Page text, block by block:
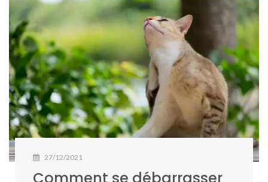
27/12/2021
Comment se débarrasser